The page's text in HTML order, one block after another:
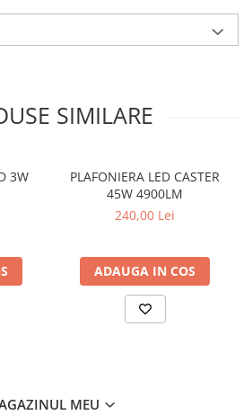
SIMILARE
3W
PLAFONIERA LED CASTER
45W 4900LM
240,00 Lei
ADAUGA IN COS
MEU